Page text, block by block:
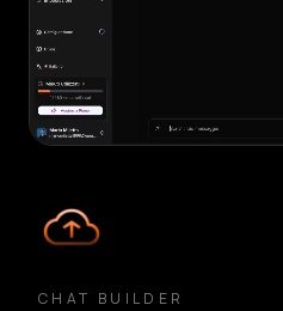
CHAT BUILDER